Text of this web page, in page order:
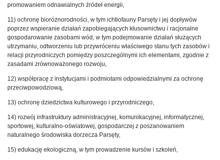
promowaniem odnawialnych źródeł energii,
11) ochronę bioróżnorodności, w tym ichtiofauny Parsęty i jej dopływów
poprzez wspieranie działań zapobiegających kłusownictwu i racjonalne
gospodarowanie zasobami wód, w tym podejmowanie działań służących
utrzymaniu, odtworzeniu lub przywróceniu właściwego stanu tych zasobów i
relacji przyrodniczych pomiędzy poszczególnymi ich elementami, zgodnie z
zasadami zrównoważonego rozwoju,
12) współpracę z instytucjami i podmiotami odpowiedzialnymi za ochronę
przeciwpowodziową,
13) ochronę dziedzictwa kulturowego i przyrodniczego,
14) rozwój infrastruktury administracyjnej, komunikacyjnej, informatycznej,
sportowej, kulturalno-oświatowej, gospodarczej z poszanowaniem
naturalnego środowiska dorzecza Parsęty,
15) edukację ekologiczną, w tym prowadzenie kursów i szkoleń,